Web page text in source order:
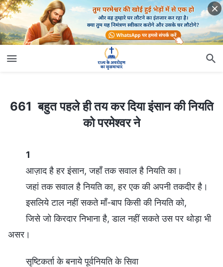
661 बहुत पहले ही तय कर दिया इंसान की नियति को परमेश्वर ने
661 बहुत पहले ही तय कर दिया इंसान की नियति
को परमेश्वर ने
1
आज़ाद है हर इंसान, जहाँ तक सवाल है नियति का।
जहां तक सवाल है नियति का, हर एक की अपनी तकदीर है।
इसलिये टाल नहीं सकते माँ-बाप किसी की नियति को,
जिसे जो किरदार निभाना है, डाल नहीं सकते उस पर थोड़ा भी
असर।
सृष्टिकर्ता के बनाये पूर्वनियति के सिवा